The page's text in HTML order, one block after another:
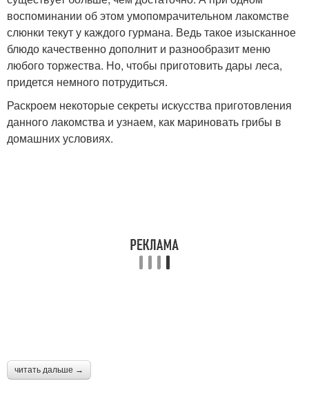
воспоминании об этом умопомрачительном лакомстве
слюнки текут у каждого гурмана. Ведь такое изысканное
блюдо качественно дополнит и разнообразит меню
любого торжества. Но, чтобы приготовить дары леса,
придется немного потрудиться.
Раскроем некоторые секреты искусства приготовления
данного лакомства и узнаем, как мариновать грибы в
домашних условиях.
читать дальше →